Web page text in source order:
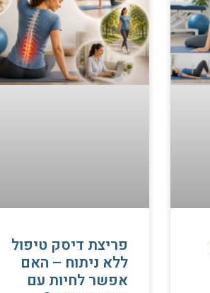
פריצת דיסק טיפול
ללא ניתוח – האם
אפשר לחיות עם